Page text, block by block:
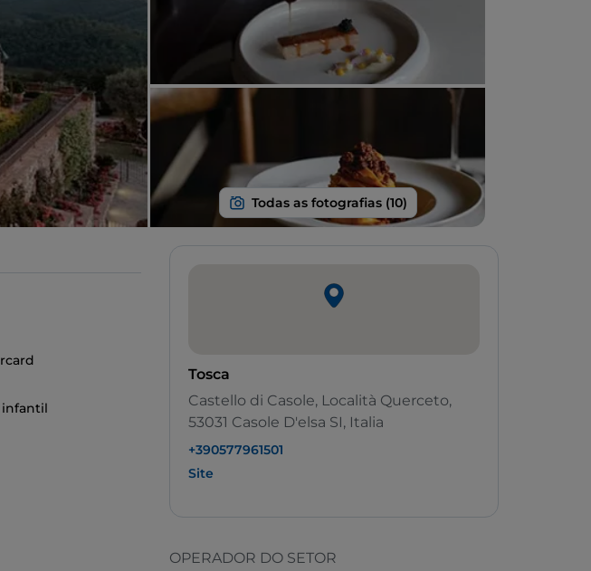
infantil
Tosca
Castello di Casole, Località Querceto,
53031 Casole D'elsa SI, Italia
+390577961501
Site
OPERADOR DO SETOR